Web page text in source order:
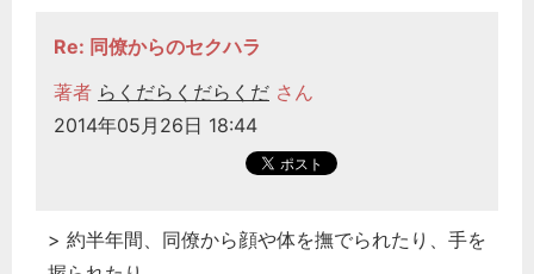
Re: 同僚からのセクハラ
著者 らくだらくだらくだ さん
2014年05月26日 18:44
> 約半年間、同僚から顔や体を撫でられたり、手を